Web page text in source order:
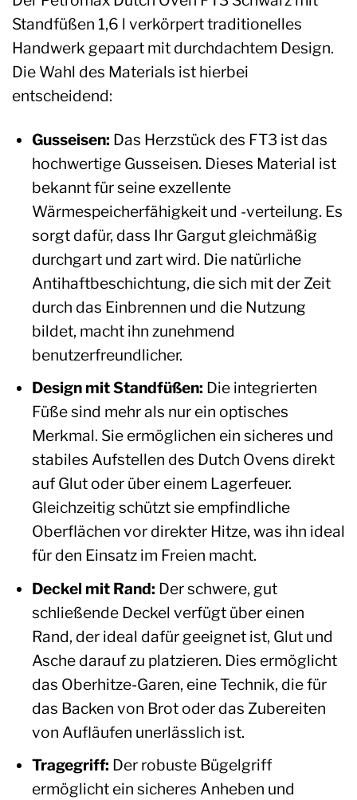
Standfüßen 1,6 l verkörpert traditionelles
Handwerk gepaart mit durchdachtem Design.
Die Wahl des Materials ist hierbei
entscheidend:
Gusseisen: Das Herzstück des FT3 ist das
hochwertige Gusseisen. Dieses Material ist
bekannt für seine exzellente
Wärmespeicherfähigkeit und -verteilung. Es
sorgt dafür, dass Ihr Gargut gleichmäßig
durchgart und zart wird. Die natürliche
Antihaftbeschichtung, die sich mit der Zeit
durch das Einbrennen und die Nutzung
bildet, macht ihn zunehmend
benutzerfreundlicher.
Design mit Standfüßen: Die integrierten
Füße sind mehr als nur ein optisches
Merkmal. Sie ermöglichen ein sicheres und
stabiles Aufstellen des Dutch Ovens direkt
auf Glut oder über einem Lagerfeuer.
Gleichzeitig schützt sie empfindliche
Oberflächen vor direkter Hitze, was ihn ideal
für den Einsatz im Freien macht.
Deckel mit Rand: Der schwere, gut
schließende Deckel verfügt über einen
Rand, der ideal dafür geeignet ist, Glut und
Asche darauf zu platzieren. Dies ermöglicht
das Oberhitze-Garen, eine Technik, die für
das Backen von Brot oder das Zubereiten
von Aufläufen unerlässlich ist.
Tragegriff: Der robuste Bügelgriff
ermöglicht ein sicheres Anheben und